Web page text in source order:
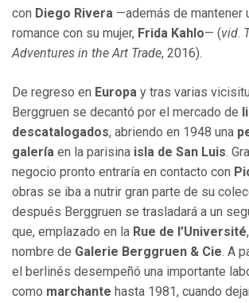
con Diego Rivera —además de mantener
romance con su mujer, Frida Kahlo— (vid.
Adventures in the Art Trade, 2016).
De regreso en Europa y tras varias
Berggruen se decantó por el mercado de
descatalogados, abriendo en 1948 una
galería en la parisina isla de San Luis.
negocio pronto entraría en contacto con
obras se iba a nutrir gran parte de su
después Berggruen se trasladará a un
que, emplazado en la Rue de l’Université
nombre de Galerie Berggruen & Cie. A
el berlinés desempeñó una importante
como marchante hasta 1981, cuando